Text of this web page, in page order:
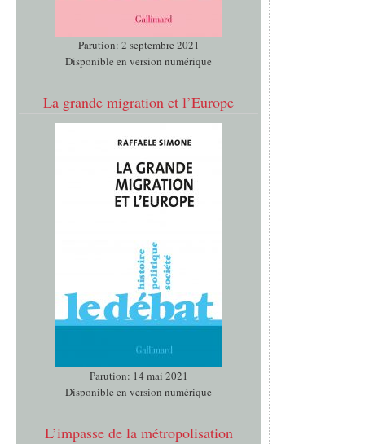
Parution: 2 septembre 2021
Disponible en version numérique
La grande migration et l’Europe
Parution: 14 mai 2021
Disponible en version numérique
L’impasse de la métropolisation